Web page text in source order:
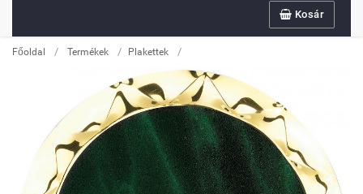
Kosár
Főoldal / Termékek / Plakettek /